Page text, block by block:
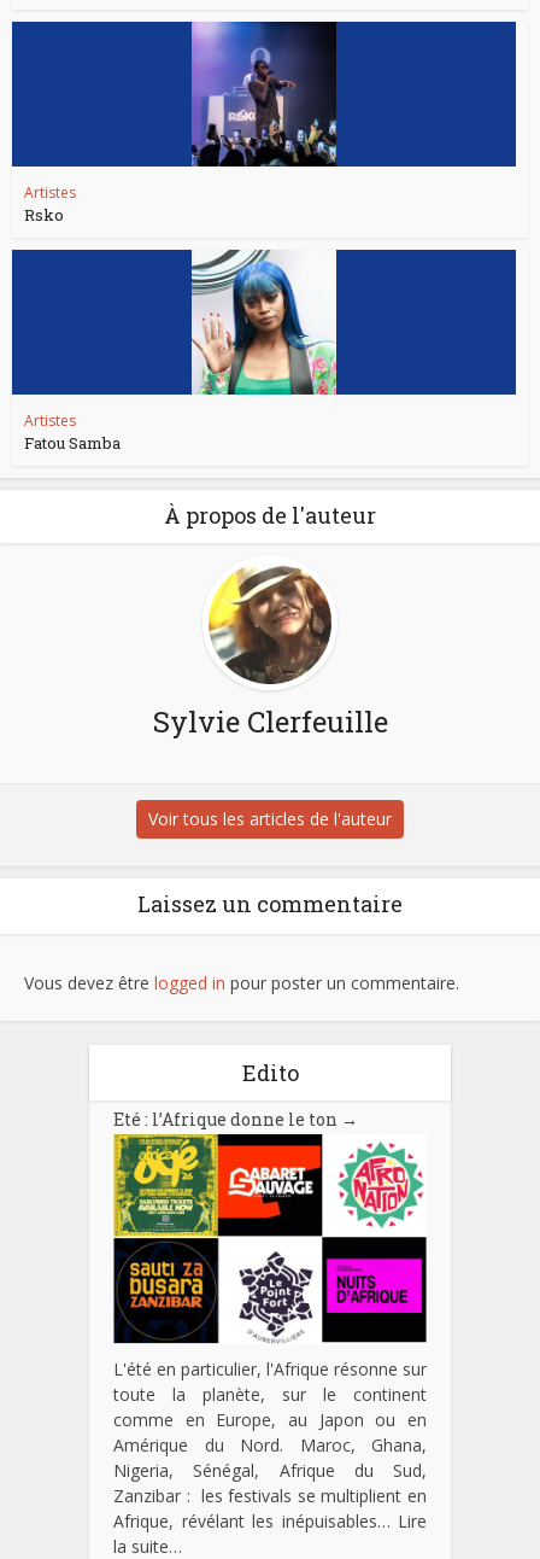
Artistes
Rsko
Artistes
Fatou Samba
À propos de l'auteur
Sylvie Clerfeuille
Voir tous les articles de l'auteur
Laissez un commentaire
Vous devez être logged in pour poster un commentaire.
Edito
Eté : l’Afrique donne le ton →
L'été en particulier, l'Afrique résonne sur
toute la planète, sur le continent
comme en Europe, au Japon ou en
Amérique du Nord. Maroc, Ghana,
Nigeria, Sénégal, Afrique du Sud,
Zanzibar : les festivals se multiplient en
Afrique, révélant les inépuisables… Lire
la suite…